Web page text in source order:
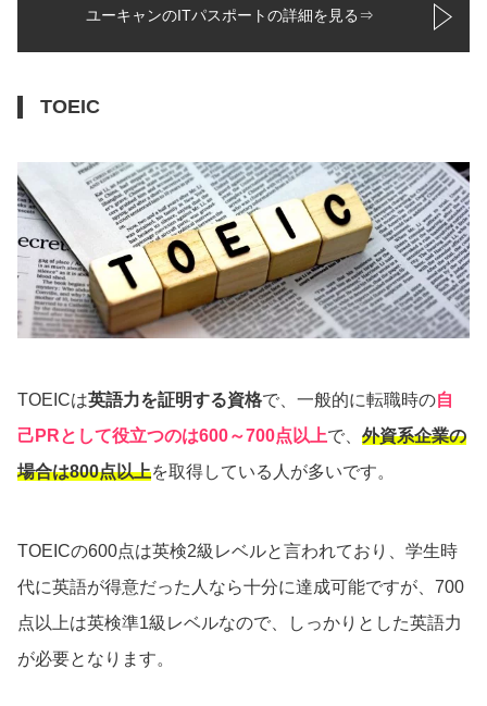
ユーキャンのITパスポートの詳細を見る⇒
TOEIC
TOEICは英語力を証明する資格で、一般的に転職時の自
己PRとして役立つのは600～700点以上で、 外資系企業の
場合は800点以上を取得している人が多いです。
TOEICの600点は英検2級レベルと言われており、学生時
代に英語が得意だった人なら十分に達成可能ですが、700
点以上は英検準1級レベルなので、しっかりとした英語力
が必要となります。